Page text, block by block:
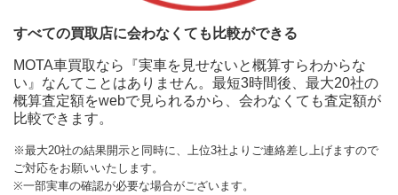
すべての買取店に会わなくても比較ができる
MOTA車買取なら『実車を見せないと概算すらわからな
い』なんてことはありません。最短3時間後、最大20社の
概算査定額をwebで見られるから、会わなくても査定額が
比較できます。
※最大20社の結果開示と同時に、上位3社よりご連絡差し上げますので
ご対応をお願いいたします。
※一部実車の確認が必要な場合がございます。